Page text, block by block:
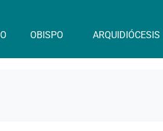
OBISPO ARQUIDIÓCESIS